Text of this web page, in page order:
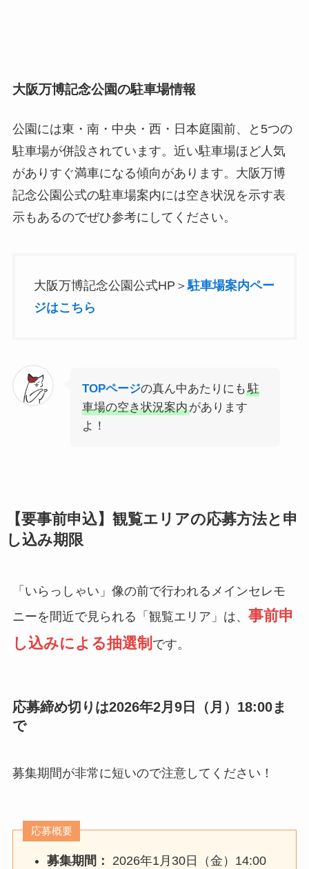
大阪万博記念公園の駐車場情報
公園には東・南・中央・西・日本庭園前、と5つの
駐車場が併設されています。近い駐車場ほど人気
がありすぐ満車になる傾向があります。大阪万博
記念公園公式の駐車場案内には空き状況を示す表
示もあるのでぜひ参考にしてください。
大阪万博記念公園公式HP＞駐車場案内ペー
ジはこちら
TOPページの真ん中あたりにも 駐
車場の空き状況案内があります
よ！
【要事前申込】観覧エリアの応募方法と申
し込み期限
「いらっしゃい」像の前で行われるメインセレモ
ニーを間近で見られる「観覧エリア」は、 事前申
し込みによる抽選制 です。
応募締め切りは2026年2月9日（月）18:00ま
で
募集期間が非常に短いので注意してください！
応募概要
募集期間：
2026年1月30日（金）14:00